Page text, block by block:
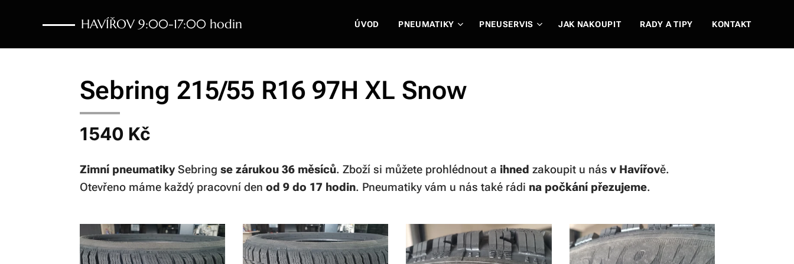
HAVÍŘOV 9:00-17:00 hodin ÚVOD PNEUMATIKY PNEUSERVIS JAK NAKOUPIT RADY A TIPY KONTAKT
Sebring 215/55 R16 97H XL Snow
1540 Kč
Zimní pneumatiky Sebring se zárukou 36 měsíců. Zboží si můžete prohlédnout a ihned zakoupit u nás v Havířově.
Otevřeno máme každý pracovní den od 9 do 17 hodin. Pneumatiky vám u nás také rádi na počkání přezujeme.